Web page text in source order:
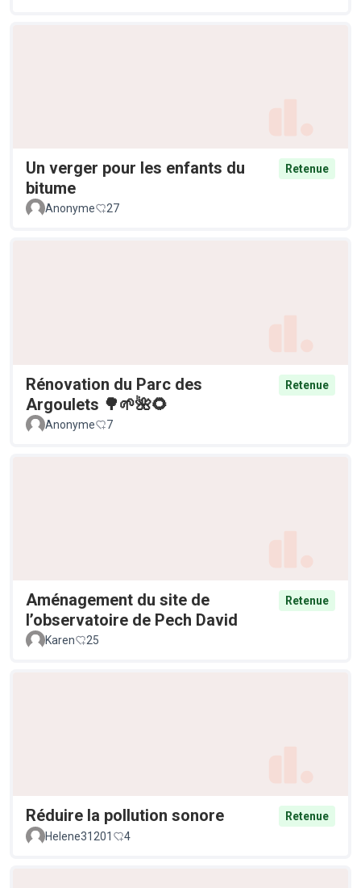
Un verger pour les enfants du
bitume
Retenue
Anonyme 27
Rénovation du Parc des
Argoulets 🌳🌱🌺🌻
Retenue
Anonyme 7
Aménagement du site de
l’observatoire de Pech David
Retenue
Karen 25
Réduire la pollution sonore
Retenue
Helene31201
4